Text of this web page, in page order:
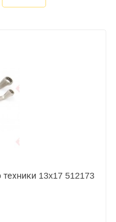
13x17 512173